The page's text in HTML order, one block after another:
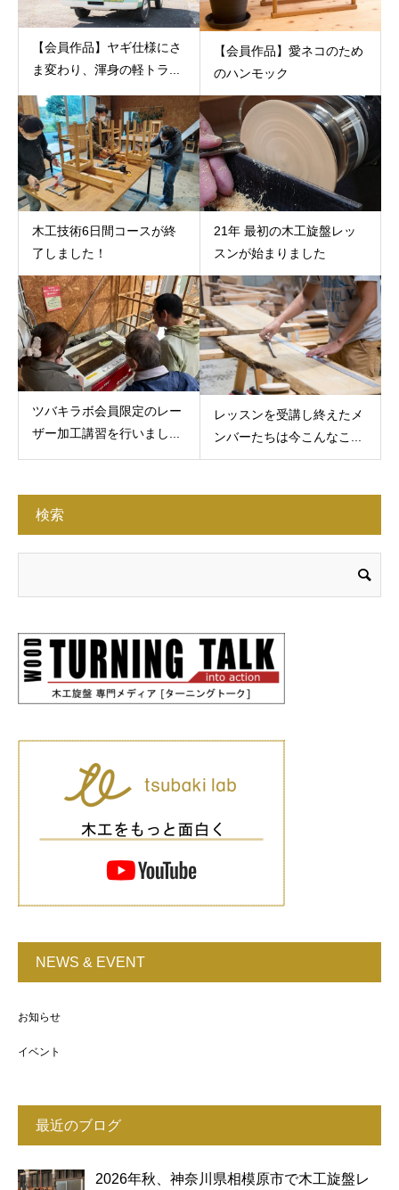
【会員作品】ヤギ仕様にさ
ま変わり、渾身の軽トラ...
【会員作品】愛ネコのため
のハンモック
木工技術6日間コースが終
了しました！
21年 最初の木工旋盤レッ
スンが始まりました
ツバキラボ会員限定のレー
ザー加工講習を行いまし...
レッスンを受講し終えたメ
ンバーたちは今こんなこ...
検索
NEWS & EVENT
お知らせ
イベント
最近のブログ
2026年秋、神奈川県相模原市で木工旋盤レ